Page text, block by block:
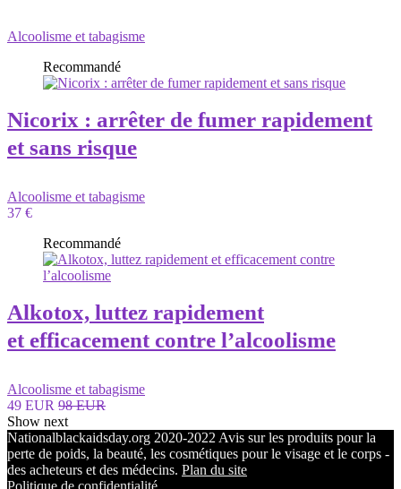
Alcoolisme et tabagisme
Recommandé
Nicorix : arrêter de fumer rapidement
et sans risque
Alcoolisme et tabagisme
37 €
Recommandé
Alkotox, luttez rapidement
et efficacement contre l’alcoolisme
Alcoolisme et tabagisme
49 EUR 98 EUR
Show next
Nationalblackaidsday.org 2020-2022 Avis sur les produits pour la
perte de poids, la beauté, les cosmétiques pour le visage et le corps -
des acheteurs et des médecins. Plan du site
Politique de confidentialité